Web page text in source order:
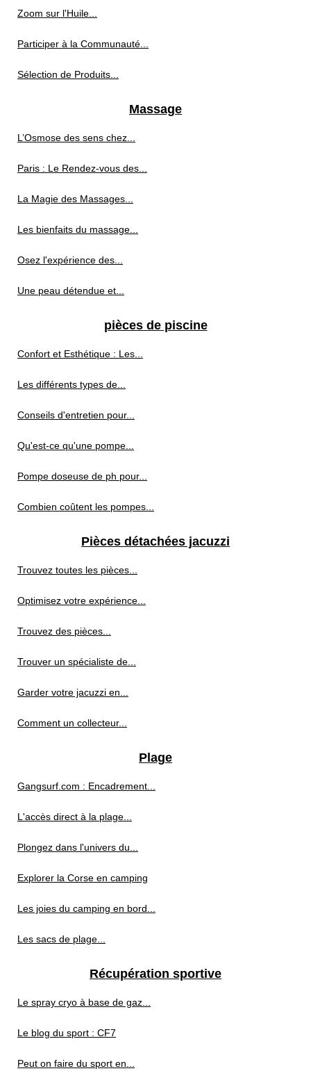
Zoom sur l'Huile...
Participer à la Communauté...
Sélection de Produits...
Massage
L’Osmose des sens chez...
Paris : Le Rendez-vous des...
La Magie des Massages...
Les bienfaits du massage...
Osez l'expérience des...
Une peau détendue et...
pièces de piscine
Confort et Esthétique : Les...
Les différents types de...
Conseils d'entretien pour...
Qu'est-ce qu'une pompe...
Pompe doseuse de ph pour...
Combien coûtent les pompes...
Pièces détachées jacuzzi
Trouvez toutes les pièces...
Optimisez votre expérience...
Trouvez des pièces...
Trouver un spécialiste de...
Garder votre jacuzzi en...
Comment un collecteur...
Plage
Gangsurf.com : Encadrement...
L'accès direct à la plage...
Plongez dans l'univers du...
Explorer la Corse en camping
Les joies du camping en bord...
Les sacs de plage...
Récupération sportive
Le spray cryo à base de gaz...
Le blog du sport : CF7
Peut on faire du sport en...